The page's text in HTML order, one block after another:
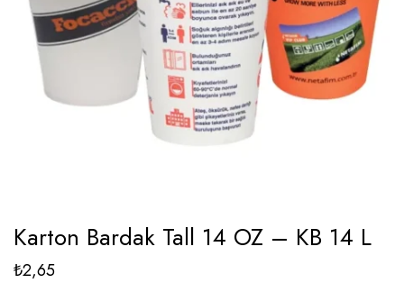
Karton Bardak Tall 14 OZ – KB 14 L
₺2,65